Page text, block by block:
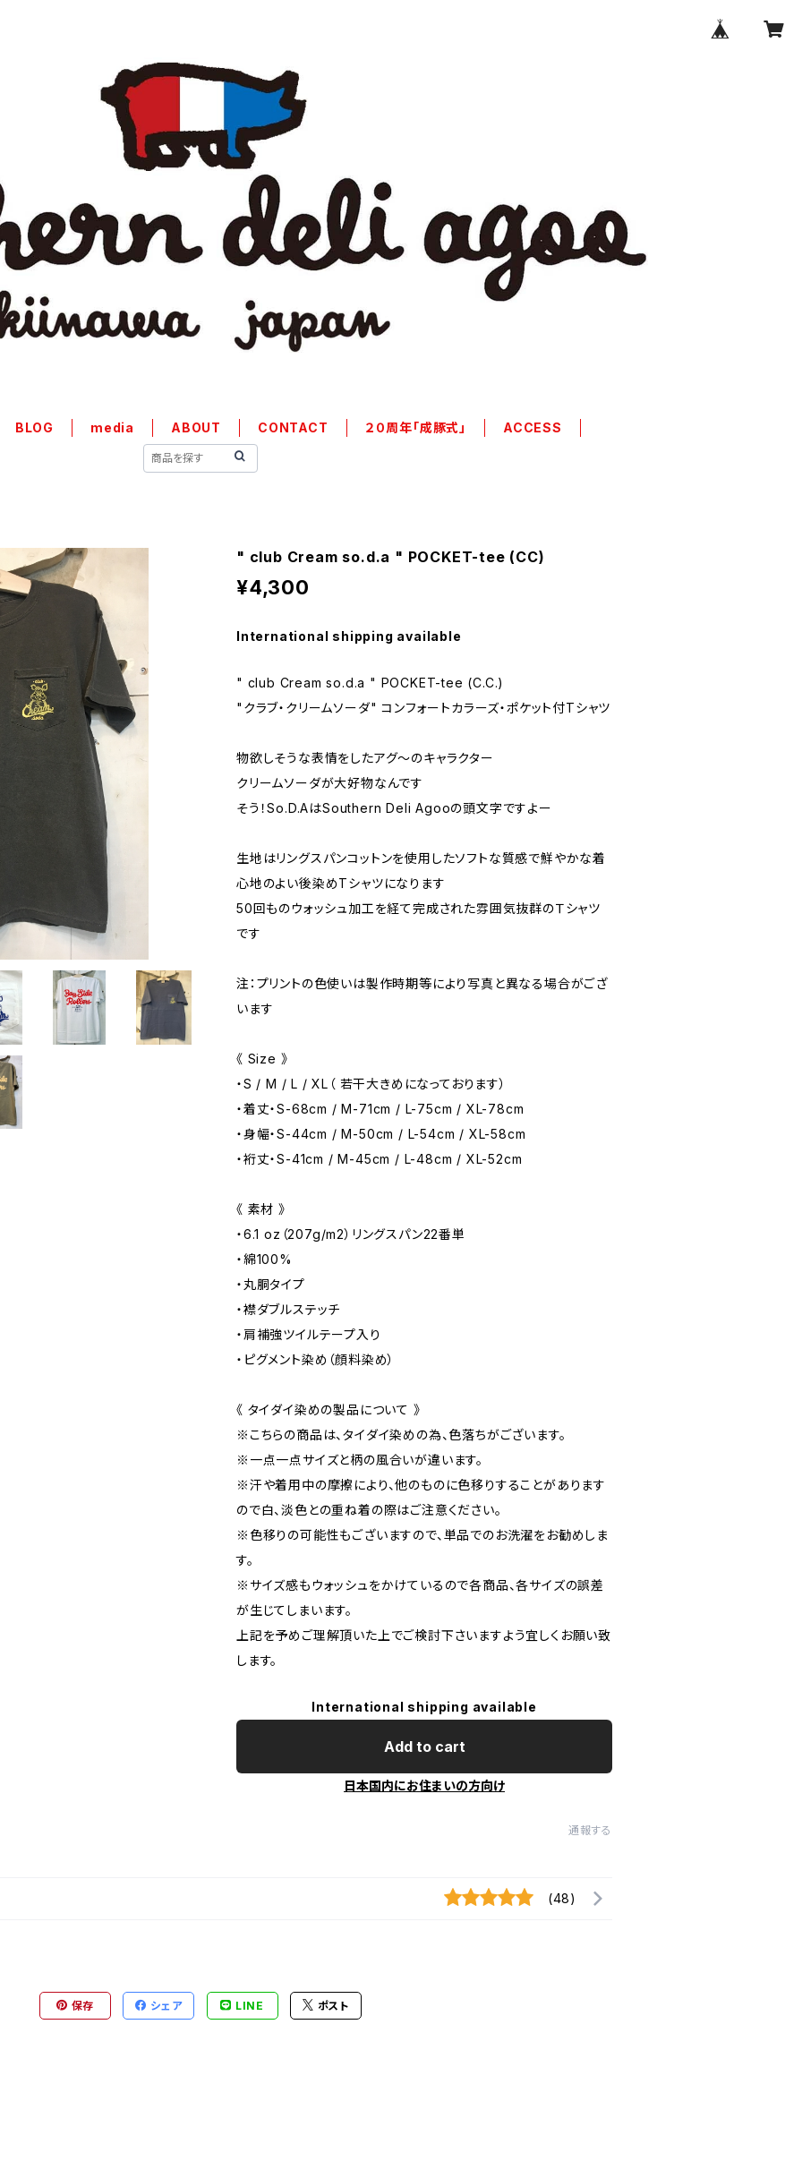
BLOG media ABOUT CONTACT ２０周年「成豚式」 ACCESS
" club Cream so.d.a " POCKET-tee (CC)
¥4,300
International shipping available
" club Cream so.d.a " POCKET-tee (C.C.)
"クラブ・クリームソーダ" コンフォートカラーズ・ポケット付Tシャツ
物欲しそうな表情をしたアグ〜のキャラクター
クリームソーダが大好物なんです
そう！So.D.AはSouthern Deli Agooの頭文字ですよー
生地はリングスパンコットンを使用したソフトな質感で鮮やかな着
心地のよい後染めTシャツになります
50回ものウォッシュ加工を経て完成された雰囲気抜群のＴシャツ
です
注：プリントの色使いは製作時期等により写真と異なる場合がござ
います
《 Size 》
・S / M / L / XL（ 若干大きめになっております）
・着丈・S-68cm / M-71cm / L-75cm / XL-78cm
・身幅・S-44cm / M-50cm / L-54cm / XL-58cm
・裄丈・S-41cm / M-45cm / L-48cm / XL-52cm
《 素材 》
・6.1 oz（207g/m2）リングスパン22番単
・綿100%
・丸胴タイプ
・襟ダブルステッチ
・肩補強ツイルテープ入り
・ピグメント染め（顔料染め）
《 タイダイ染めの製品について 》
※こちらの商品は、タイダイ染めの為、色落ちがございます。
※一点一点サイズと柄の風合いが違います。
※汗や着用中の摩擦により、他のものに色移りすることがあります
ので白、淡色との重ね着の際はご注意ください。
※色移りの可能性もございますので、単品でのお洗濯をお勧めしま
す。
※サイズ感もウォッシュをかけているので各商品、各サイズの誤差
が生じてしまいます。
上記を予めご理解頂いた上でご検討下さいますよう宜しくお願い致
します。
International shipping available
Add to cart
日本国内にお住まいの方向け
通報する
(48)
保存 シェア LINE ポスト